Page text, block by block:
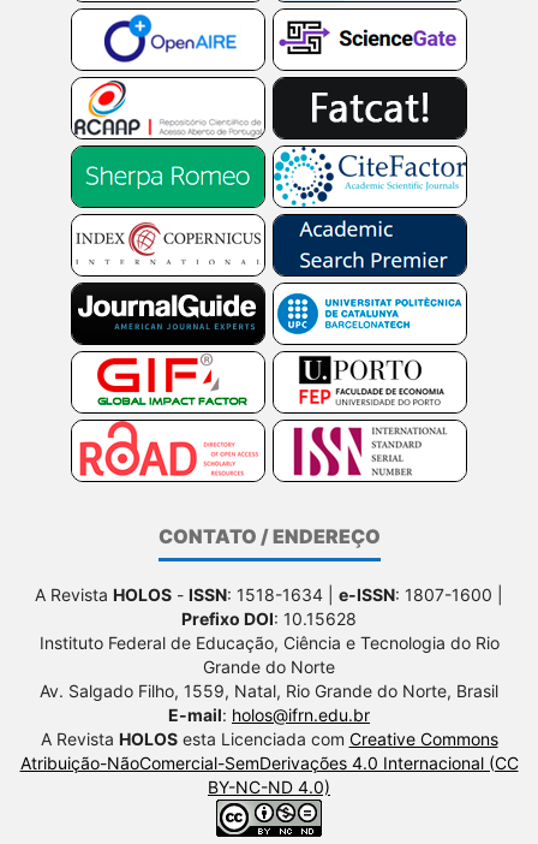
CONTATO / ENDEREÇO
A Revista HOLOS - ISSN: 1518-1634 | e-ISSN: 1807-1600 |
Prefixo DOI: 10.15628
Instituto Federal de Educação, Ciência e Tecnologia do Rio
Grande do Norte
Av. Salgado Filho, 1559, Natal, Rio Grande do Norte, Brasil
E-mail: holos@ifrn.edu.br
A Revista HOLOSesta Licenciada com Creative Commons
Atribuição-NãoComercial-SemDerivações 4.0 Internacional (CC
BY-NC-ND 4.0)